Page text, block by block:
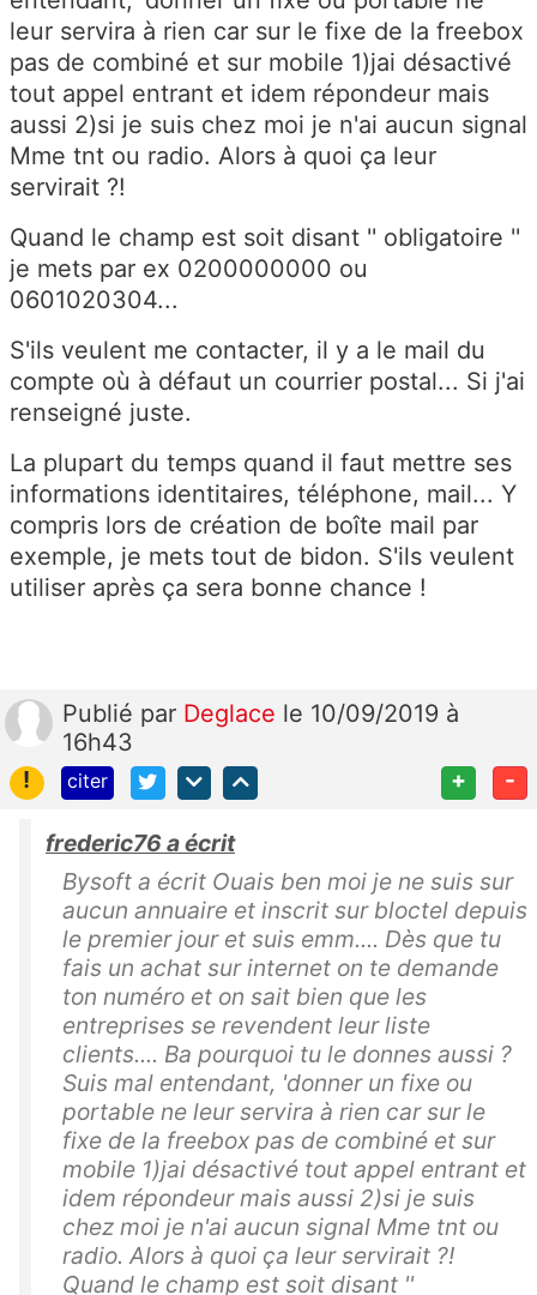
leur servira à rien car sur le fixe de la freebox
pas de combiné et sur mobile 1)jai désactivé
tout appel entrant et idem répondeur mais
aussi 2)si je suis chez moi je n'ai aucun signal
Mme tnt ou radio. Alors à quoi ça leur
servirait ?!
Quand le champ est soit disant '' obligatoire ''
je mets par ex 0200000000 ou
0601020304...
S'ils veulent me contacter, il y a le mail du
compte où à défaut un courrier postal... Si j'ai
renseigné juste.
La plupart du temps quand il faut mettre ses
informations identitaires, téléphone, mail... Y
compris lors de création de boîte mail par
exemple, je mets tout de bidon. S'ils veulent
utiliser après ça sera bonne chance !
Publié par Deglace le 10/09/2019 à
16h43
!
citer + -
frederic76 a écrit
Bysoft a écrit Ouais ben moi je ne suis sur
aucun annuaire et inscrit sur bloctel depuis
le premier jour et suis emm.... Dès que tu
fais un achat sur internet on te demande
ton numéro et on sait bien que les
entreprises se revendent leur liste
clients.... Ba pourquoi tu le donnes aussi ?
Suis mal entendant, 'donner un fixe ou
portable ne leur servira à rien car sur le
fixe de la freebox pas de combiné et sur
mobile 1)jai désactivé tout appel entrant et
idem répondeur mais aussi 2)si je suis
chez moi je n'ai aucun signal Mme tnt ou
radio. Alors à quoi ça leur servirait ?!
Quand le champ est soit disant ''